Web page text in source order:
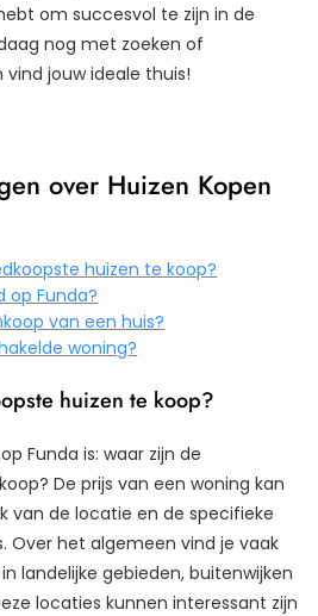
om succesvol te zijn in de
nog met zoeken of
jouw ideale thuis!
over Huizen Kopen
huizen te koop?
op Funda?
van een huis?
woning?
huizen te koop?
Funda is: waar zijn de
De prijs van een woning kan
van de locatie en de specifieke
Over het algemeen vind je vaak
landelijke gebieden, buitenwijken
locaties kunnen interessant zijn